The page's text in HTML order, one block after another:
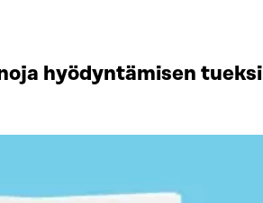
hyödyntämisen tueksi